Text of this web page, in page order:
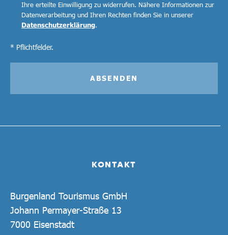
KONTAKT
Burgenland Tourismus GmbH
Johann Permayer-Straße 13
7000 Eisenstadt
Ihre erteilte Einwilligung zu widerrufen. Nähere Informationen zur
Datenverarbeitung und Ihren Rechten finden Sie in unserer
Datenschutzerklärung.
* Pflichtfelder.
ABSENDEN